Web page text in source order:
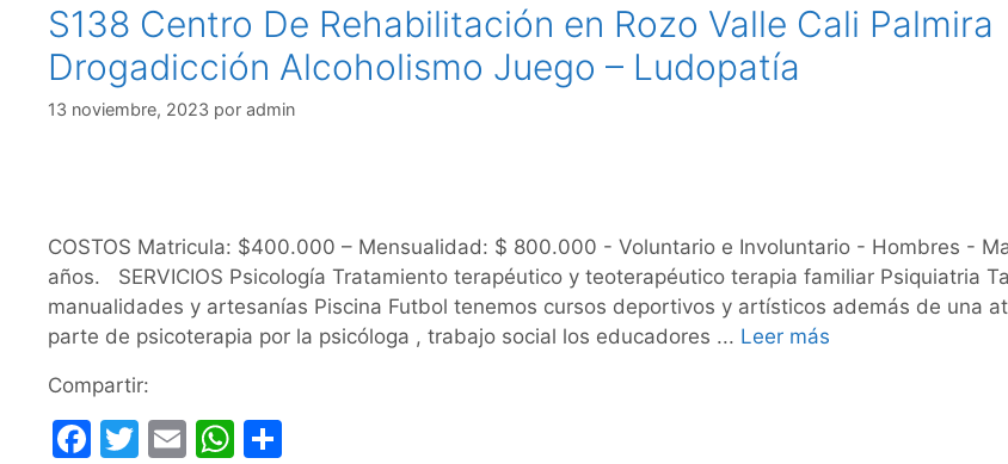
S138 Centro De Rehabilitación en Rozo Valle Cali Palmira
Drogadicción Alcoholismo Juego – Ludopatía
13 noviembre, 2023 por admin
COSTOS Matricula: $400.000 – Mensualidad: $ 800.000 - Voluntario e Involuntario - Hombres -
años. SERVICIOS Psicología Tratamiento terapéutico y teoterapéutico terapia familiar Psiquiatria
manualidades y artesanías Piscina Futbol tenemos cursos deportivos y artísticos además de una
parte de psicoterapia por la psicóloga , trabajo social los educadores ... Leer más
Compartir:
F
T
E
W